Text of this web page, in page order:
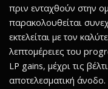
πριν ενταχθούν στην
παρακολουθείται
εκτελείται με τον
λεπτομέρειες του
LP gains, μέχρι τις
αποτελεσματική άνοδο.